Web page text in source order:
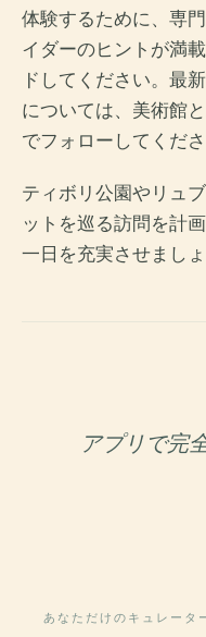
体験するために、専
イダーのヒントが満
ドしてください。最
については、美術館
でフォローしてくださ
ティボリ公園やリュ
ットを巡る訪問を計
一日を充実させましょ
アプリで完
あなただけのキュレータ